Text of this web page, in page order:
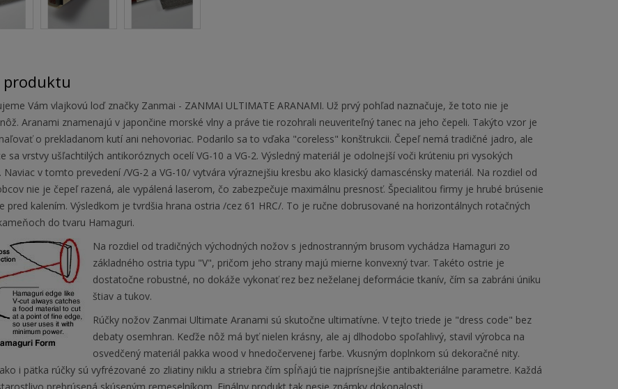
produktu
Vám vlajkovú loď značky Zanmai - ZANMAI ULTIMATE ARANAMI. Už prvý pohľad naznačuje, že toto nie je
Aranami znamenajú v japončine morské vlny a práve tie rozohrali neuveriteľný tanec na jeho čepeli. Takýto vzor je
o prekladanom kutí ani nehovoriac. Podarilo sa to vďaka "coreless" konštrukcii. Čepeľ nemá tradičné jadro, ale
sa vrstvy ušľachtilých antikoróznych ocelí VG-10 a VG-2. Výsledný materiál je odolnejší voči krúteniu pri vysokých
Naviac v tomto prevedení /VG-2 a VG-10/ vytvára výraznejšiu kresbu ako klasický damascénsky materiál. Na rozdiel od
nie je čepeľ razená, ale vypálená laserom, čo zabezpečuje maximálnu presnosť. Špecialitou firmy je hrubé brúsenie
pred kalením. Výsledkom je tvrdšia hrana ostria /cez 61 HRC/. To je ručne dobrusované na horizontálnych rotačných
do tvaru Hamaguri.
Na rozdiel od tradičných východných nožov s jednostranným brusom vychádza Hamaguri zo
základného ostria typu "V", pričom jeho strany majú mierne konvexný tvar. Takéto ostrie je
dostatočne robustné, no dokáže vykonať rez bez neželanej deformácie tkanív, čím sa zabráni úniku
štiav a tukov.
Rúčky nožov Zanmai Ultimate Aranami sú skutočne ultimatívne. V tejto triede je "dress code" bez
debaty osemhran. Keďže nôž má byť nielen krásny, ale aj dlhodobo spoľahlivý, stavil výrobca na
osvedčený materiál pakka wood v hnedočervenej farbe. Vkusným doplnkom sú dekoračné nity.
i pätka rúčky sú vyfrézované zo zliatiny niklu a striebra čím spĺňajú tie najprísnejšie antibakteriálne parametre. Každá